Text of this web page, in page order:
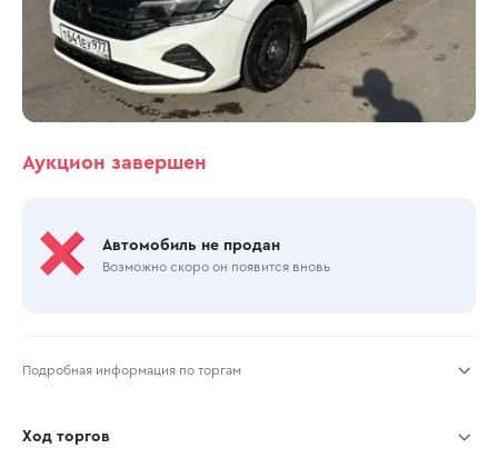
Аукцион завершен
Автомобиль не продан
Возможно скоро он появится вновь
Подробная информация по торгам
Ход торгов